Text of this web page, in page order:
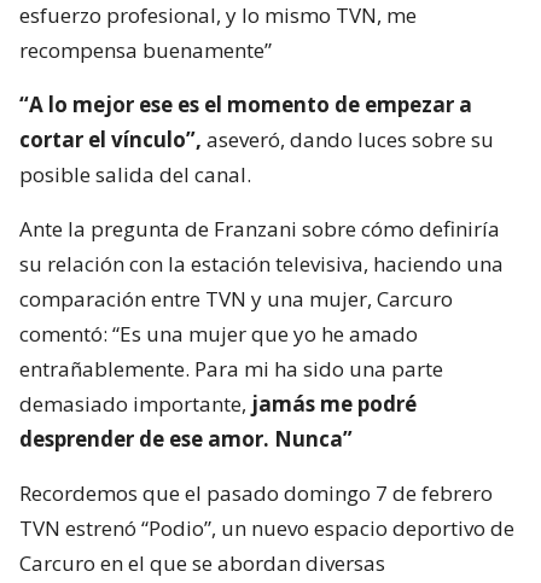
esfuerzo profesional, y lo mismo TVN, me
recompensa buenamente”
“A lo mejor ese es el momento de empezar a
cortar el vínculo”, aseveró, dando luces sobre su
posible salida del canal.
Ante la pregunta de Franzani sobre cómo definiría
su relación con la estación televisiva, haciendo una
comparación entre TVN y una mujer, Carcuro
comentó: “Es una mujer que yo he amado
entrañablemente. Para mi ha sido una parte
demasiado importante, jamás me podré
desprender de ese amor. Nunca”
Recordemos que el pasado domingo 7 de febrero
TVN estrenó “Podio”, un nuevo espacio deportivo de
Carcuro en el que se abordan diversas